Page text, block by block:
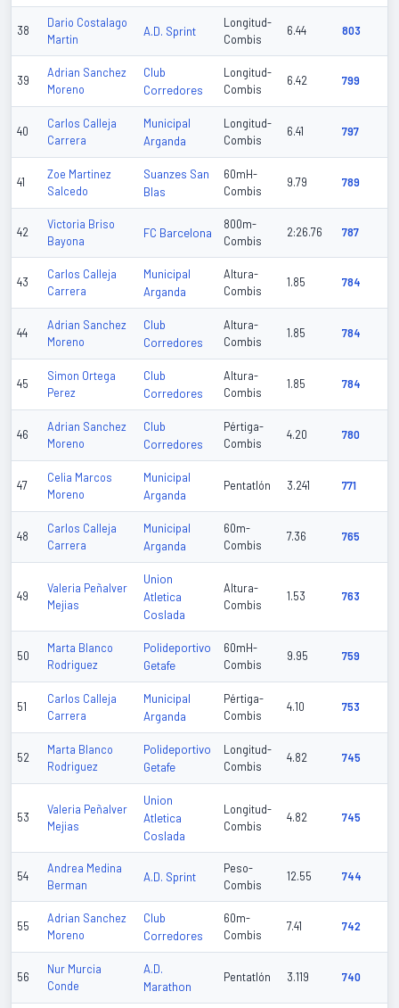
38
Dario Costalago
Martin
A.D. Sprint
Longitud-
Combis
6.44 803
39
Adrian Sanchez
Moreno
Club
Corredores
Longitud-
Combis
6.42 799
40
Carlos Calleja
Carrera
Municipal
Arganda
Longitud-
Combis
6.41 797
41
Zoe Martinez
Salcedo
Suanzes San
Blas
60mH-
Combis
9.79 789
42
Victoria Briso
Bayona
FC Barcelona
800m-
Combis
2:26.76 787
43
Carlos Calleja
Carrera
Municipal
Arganda
Altura-
Combis
1.85 784
44
Adrian Sanchez
Moreno
Club
Corredores
Altura-
Combis
1.85 784
45
Simon Ortega
Perez
Club
Corredores
Altura-
Combis
1.85 784
46
Adrian Sanchez
Moreno
Club
Corredores
Pértiga-
Combis
4.20 780
47
Celia Marcos
Moreno
Municipal
Arganda
Pentatlón 3.241 771
48
Carlos Calleja
Carrera
Municipal
Arganda
60m-
Combis
7.36 765
49
Valeria Peñalver
Mejias
Union
Atletica
Coslada
Altura-
Combis
1.53 763
50
Marta Blanco
Rodriguez
Polideportivo
Getafe
60mH-
Combis
9.95 759
51
Carlos Calleja
Carrera
Municipal
Arganda
Pértiga-
Combis
4.10 753
52
Marta Blanco
Rodriguez
Polideportivo
Getafe
Longitud-
Combis
4.82 745
53
Valeria Peñalver
Mejias
Union
Atletica
Coslada
Longitud-
Combis
4.82 745
54
Andrea Medina
Berman
A.D. Sprint
Peso-
Combis
12.55 744
55
Adrian Sanchez
Moreno
Club
Corredores
60m-
Combis
7.41 742
56
Nur Murcia
Conde
A.D.
Marathon
Pentatlón 3.119 740